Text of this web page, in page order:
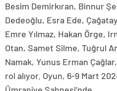
Besim Demirkıran, Binnur
Dedeoğlu, Esra Ede,
Emre Yılmaz, Hakan Örge,
Otan, Samet Silme, Tuğrul
Namak, Yunus Erman
rol alıyor. Oyun, 6-9 Mart